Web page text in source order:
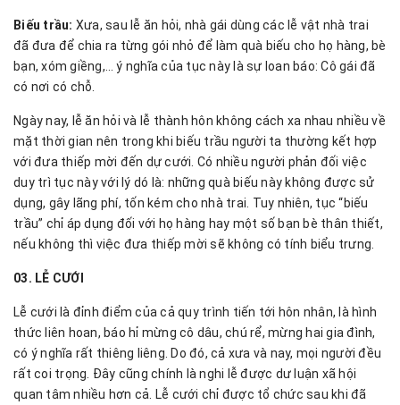
Biếu trầu: Xưa, sau lễ ăn hỏi, nhà gái dùng các lễ vật nhà trai
đã đưa để chia ra từng gói nhỏ để làm quà biếu cho họ hàng, bè
bạn, xóm giềng,… ý nghĩa của tục này là sự loan báo: Cô gái đã
có nơi có chỗ.
Ngày nay, lễ ăn hỏi và lễ thành hôn không cách xa nhau nhiều về
mặt thời gian nên trong khi biếu trầu người ta thường kết hợp
với đưa thiếp mời đến dự cưới. Có nhiều người phản đối việc
duy trì tục này với lý dó là: những quà biếu này không được sử
dụng, gây lãng phí, tốn kém cho nhà trai. Tuy nhiên, tục “biếu
trầu” chỉ áp dụng đối với họ hàng hay một số bạn bè thân thiết,
nếu không thì việc đưa thiếp mời sẽ không có tính biểu trưng.
03. LỄ CƯỚI
Lễ cưới là đỉnh điểm của cả quy trình tiến tới hôn nhân, là hình
thức liên hoan, báo hỉ mừng cô dâu, chú rể, mừng hai gia đình,
có ý nghĩa rất thiêng liêng. Do đó, cả xưa và nay, mọi người đều
rất coi trọng. Đây cũng chính là nghi lễ được dư luận xã hội
quan tâm nhiều hơn cả. Lễ cưới chỉ được tổ chức sau khi đã